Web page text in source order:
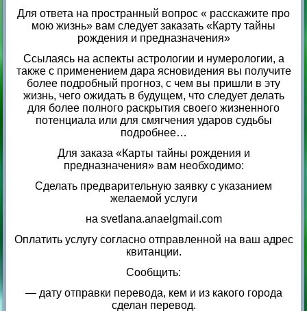
Для ответа на пространный вопрос « расскажите про
мою жизнь» вам следует заказать «Карту тайны
рождения и предназначения»
Ссылаясь на аспекты астрологии и нумерологии, а
также с применением дара ясновидения вы получите
более подробный прогноз, с чем вы пришли в эту
жизнь, чего ожидать в будущем, что следует делать
для более полного раскрытия своего жизненного
потенциала или для смягчения ударов судьбы
подробнее…
Для заказа «Карты тайны рождения и
предназначения» вам необходимо:
Сделать предварительную заявку с указанием
желаемой услуги
на svetlana.anaelgmail.com
Оплатить услугу согласно отправленной на ваш адрес
квитанции.
Сообщить:
— дату отправки перевода, кем и из какого города
сделан перевод.